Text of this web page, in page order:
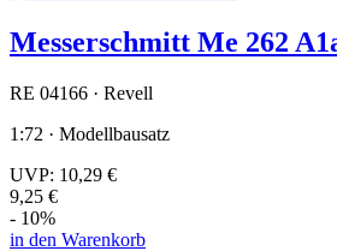
Messerschmitt Me 262
RE 04166 · Revell
1:72 · Modellbausatz
UVP: 10,29 €
9,25 €
- 10%
in den Warenkorb